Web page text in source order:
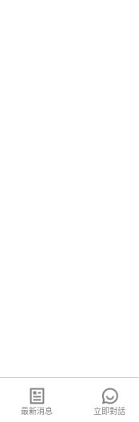
最新消息 立即對話